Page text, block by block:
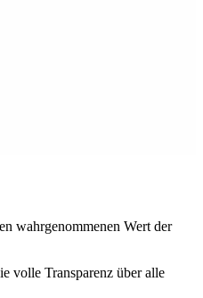
wahrgenommenen Wert der
volle Transparenz über alle